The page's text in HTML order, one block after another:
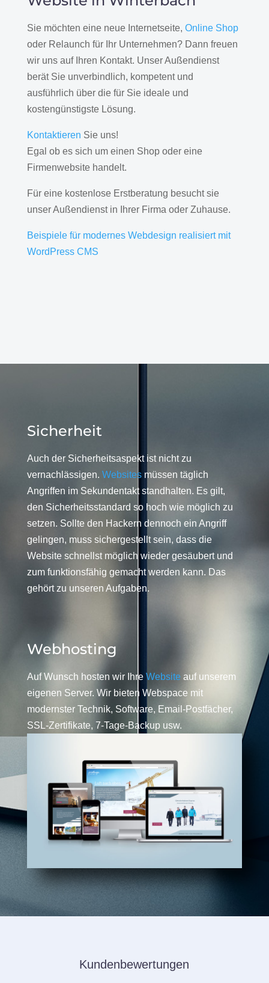
Sie möchten eine neue Internetseite, Online Shop
oder Relaunch für Ihr Unternehmen? Dann freuen
wir uns auf Ihren Kontakt. Unser Außendienst
berät Sie unverbindlich, kompetent und
ausführlich über die für Sie ideale und
kostengünstigste Lösung.
Kontaktieren Sie uns!
Egal ob es sich um einen Shop oder eine
Firmenwebsite handelt.
Für eine kostenlose Erstberatung besucht sie
unser Außendienst in Ihrer Firma oder Zuhause.
Beispiele für modernes Webdesign realisiert mit
WordPress CMS
Sicherheit
Auch der Sicherheitsaspekt ist nicht zu
vernachlässigen. Websitesmüssen täglich
Angriffen im Sekundentakt standhalten. Es gilt,
den Sicherheitsstandard so hoch wie möglich zu
setzen. Sollte den Hackern dennoch ein Angriff
gelingen, muss sichergestellt sein, dass die
Website schnellst möglich wieder gesäubert und
zum funktionsfähig gemacht werden kann. Das
gehört zu unseren Aufgaben.
Webhosting
Auf Wunsch hosten wir Ihre Website auf unserem
eigenen Server. Wir bieten Webspace mit
modernster Technik, Software, Email-Postfächer,
SSL-Zertifikate, 7-Tage-Backup usw.
Kundenbewertungen